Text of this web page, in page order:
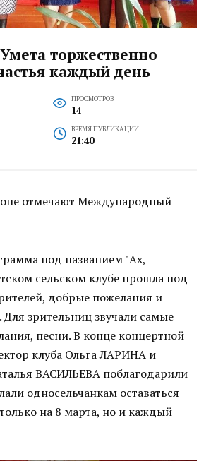
торжественно
каждый день
ПРОСМОТРОВ
14
ВРЕМЯ ПУБЛИКАЦИИ
21:40
отмечают Международный
под названием "Ах,
сельском клубе прошла под
добрые пожелания и
зрительниц звучали самые
песни. В конце концертной
клуба Ольга ЛАРИНА и
ВАСИЛЬЕВА поблагодарили
односельчанкам оставаться
на 8 марта, но и каждый